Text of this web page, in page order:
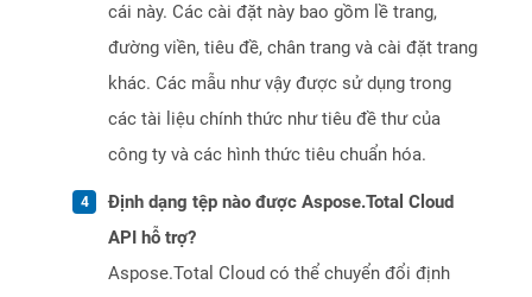
cái này. Các cài đặt này bao gồm lề trang,
đường viền, tiêu đề, chân trang và cài đặt trang
khác. Các mẫu như vậy được sử dụng trong
các tài liệu chính thức như tiêu đề thư của
công ty và các hình thức tiêu chuẩn hóa.
Định dạng tệp nào được Aspose.Total Cloud
API hỗ trợ?
Aspose.Total Cloud có thể chuyển đổi định